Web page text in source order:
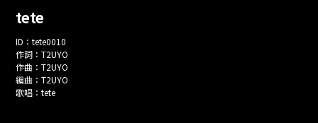
tete
ID：tete0010
作詞：T2UYO
作曲：T2UYO
編曲：T2UYO
歌唱：tete